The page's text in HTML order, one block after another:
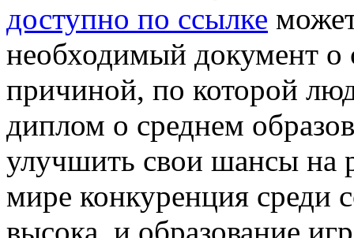
доступно по ссылке
необходимый документ о
причиной, по которой
диплом о среднем
улучшить свои шансы на
мире конкуренция среди
высока, и образование